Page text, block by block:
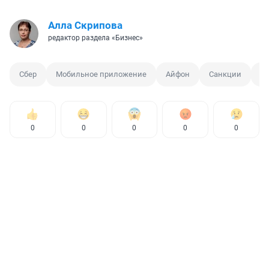
Алла Скрипова
редактор раздела «Бизнес»
Сбер Мобильное приложение Айфон Санкции
0 0 0 0 0